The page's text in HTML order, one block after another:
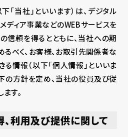
「当社」といいます）は、デジタル
ディア事業などのWEBサービスを
信頼を得るとともに、当社への期
べく、お客様、お取引先関係者な
情報（以下「個人情報」といいま
の方針を定め、当社の役員及び従
す。
利用及び提供に関して